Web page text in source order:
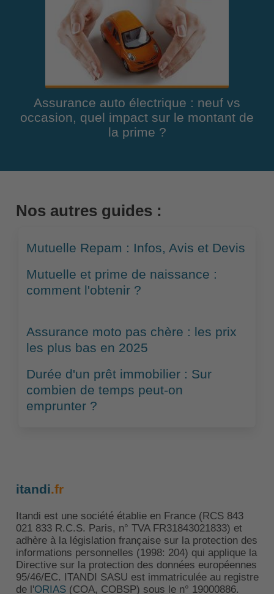
Assurance auto électrique : neuf vs
occasion, quel impact sur le montant de
la prime ?
Nos autres guides :
Mutuelle Repam : Infos, Avis et Devis
Mutuelle et prime de naissance :
comment l'obtenir ?
Assurance moto pas chère : les prix
les plus bas en 2025
Durée d'un prêt immobilier : Sur
combien de temps peut-on
emprunter ?
itandi.fr
Itandi est une société établie en France (RCS 843
021 833 R.C.S. Paris, n° TVA FR31843021833) et
adhère à la législation française sur la protection des
informations personnelles (1998: 204) qui applique la
Directive sur la protection des données européennes
95/46/EC. ITANDI SASU est immatriculée au registre
de l'ORIAS(COA, COBSP) sous le n° 19000886.